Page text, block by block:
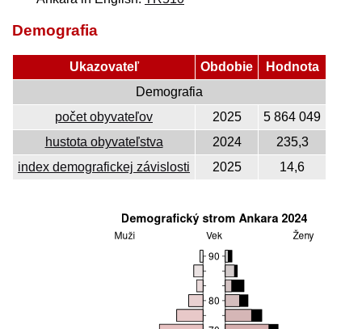
Demografia
Ukazovateľ Obdobie
Hodnota
Demografia
počet obyvateľov
2025
5 864 049
hustota obyvateľstva
2024
235,3
index demografickej závislosti
2025 14,6